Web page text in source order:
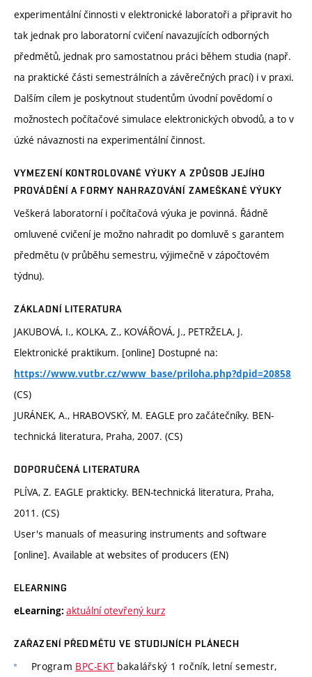
experimentální činnosti v elektronické laboratoři a připravit ho
tak jednak pro laboratorní cvičení navazujících odborných
předmětů, jednak pro samostatnou práci během studia (např.
na praktické části semestrálních a závěrečných prací) i v praxi.
Dalším cílem je poskytnout studentům úvodní povědomí o
možnostech počítačové simulace elektronických obvodů, a to v
úzké návaznosti na experimentální činnost.
VYMEZENÍ KONTROLOVANÉ VÝUKY A ZPŮSOB JEJÍHO
PROVÁDĚNÍ A FORMY NAHRAZOVÁNÍ ZAMEŠKANÉ VÝUKY
Veškerá laboratorní i počítačová výuka je povinná. Řádně
omluvené cvičení je možno nahradit po domluvě s garantem
předmětu (v průběhu semestru, výjimečně v zápočtovém
týdnu).
ZÁKLADNÍ LITERATURA
JAKUBOVÁ, I., KOLKA, Z., KOVÁŘOVÁ, J., PETRŽELA, J.
Elektronické praktikum. [online] Dostupné na:
https://www.vutbr.cz/www_base/priloha.php?dpid=20858
(CS)
JURÁNEK, A., HRABOVSKÝ, M. EAGLE pro začátečníky. BEN-
technická literatura, Praha, 2007. (CS)
DOPORUČENÁ LITERATURA
PLÍVA, Z. EAGLE prakticky. BEN-technická literatura, Praha,
2011. (CS)
User's manuals of measuring instruments and software
[online]. Available at websites of producers (EN)
ELEARNING
eLearning: aktuální otevřený kurz
ZAŘAZENÍ PŘEDMĚTU VE STUDIJNÍCH PLÁNECH
Program BPC-EKT bakalářský 1 ročník, letní semestr,